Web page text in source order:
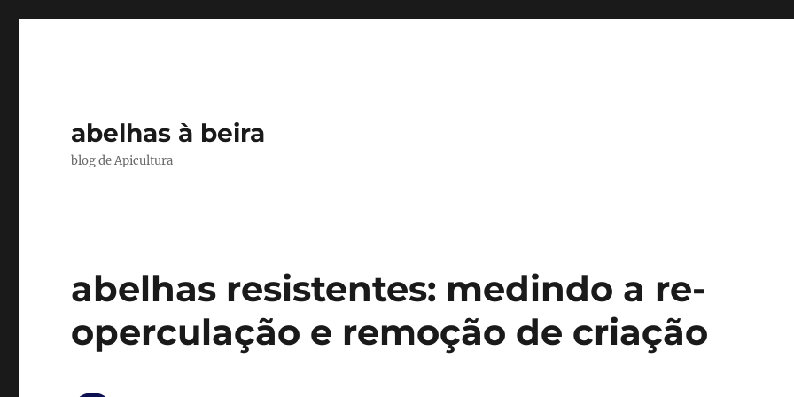
abelhas à beira
blog de Apicultura
abelhas resistentes: medindo a re-
operculação e remoção de criação